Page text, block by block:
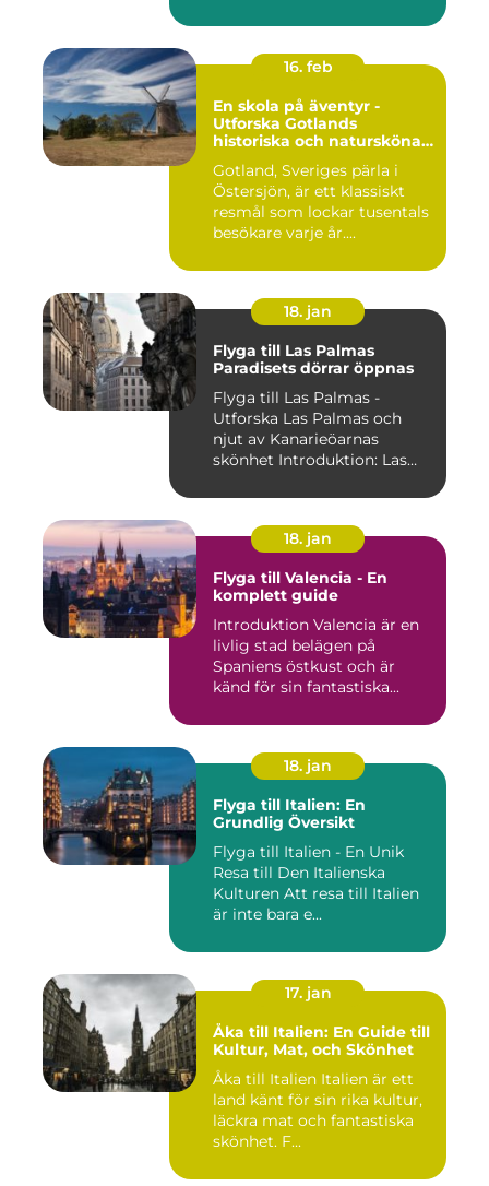
16. feb
En skola på äventyr -
Utforska Gotlands
historiska och natursköna
Gotland, Sveriges pärla i
Östersjön, är ett klassiskt
resmål som lockar tusentals
besökare varje år....
18. jan
Flyga till Las Palmas
Paradisets dörrar öppnas
Flyga till Las Palmas -
Utforska Las Palmas och
njut av Kanarieöarnas
skönhet Introduktion: Las
18. jan
Flyga till Valencia - En
komplett guide
Introduktion Valencia är en
livlig stad belägen på
Spaniens östkust och är
känd för sin fantastiska...
18. jan
Flyga till Italien: En
Grundlig Översikt
Flyga till Italien - En Unik
Resa till Den Italienska
Kulturen Att resa till Italien
är inte bara e...
17. jan
Åka till Italien: En Guide till
Kultur, Mat, och Skönhet
Åka till Italien Italien är ett
land känt för sin rika kultur,
läckra mat och fantastiska
skönhet. F...